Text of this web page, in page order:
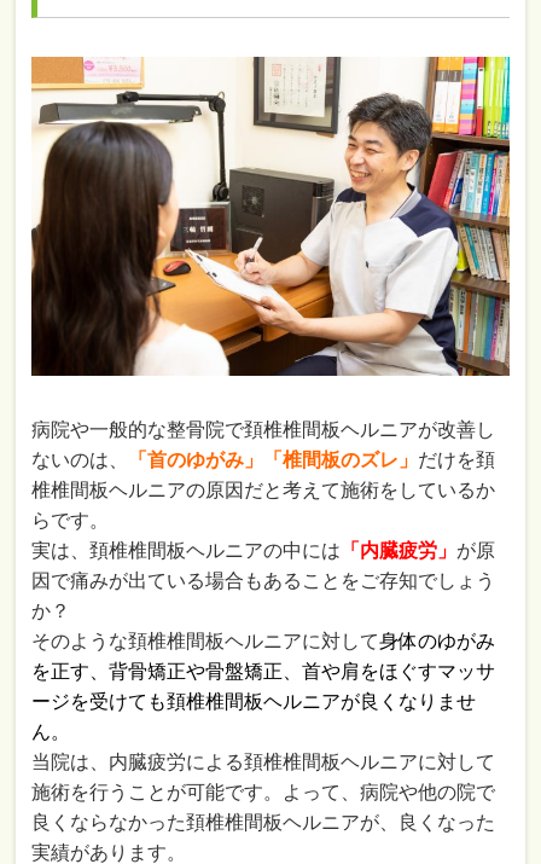
病院や一般的な整骨院で頚椎椎間板ヘルニアが改善し
ないのは、
「首のゆがみ」「椎間板のズレ」 だけを頚
椎椎間板ヘルニアの原因だと考えて施術をしているか
らです。
実は、頚椎椎間板ヘルニアの中には 「内臓疲労」 が原
因で痛みが出ている場合もあることをご存知でしょう
か？
そのような頚椎椎間板ヘルニアに対して身体のゆがみ
を正す、背骨矯正や骨盤矯正、首や肩をほぐすマッサ
ージを受けても頚椎椎間板ヘルニアが良くなりませ
ん。
当院は、内臓疲労による頚椎椎間板ヘルニアに対して
施術を行うことが可能です。よって、病院や他の院で
良くならなかった頚椎椎間板ヘルニアが、良くなった
実績があります。